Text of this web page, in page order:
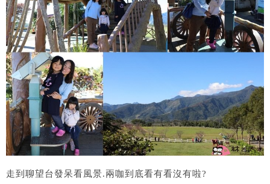
走到聊望台發呆看風景.兩咖到底看有看沒有啦?